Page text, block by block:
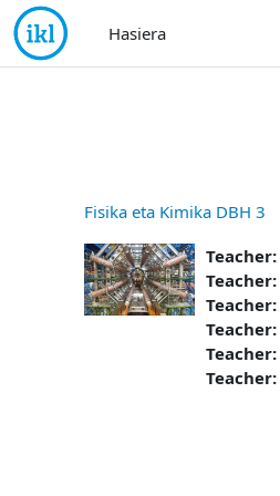
Joan eduki nagusira zuzenean
Hasiera
Fisika eta Kimika DBH 3
Teacher:
Teacher:
Teacher:
Teacher:
Teacher:
Teacher: